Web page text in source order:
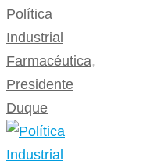
Política
Industrial
Farmacéutica,
Presidente
Duque